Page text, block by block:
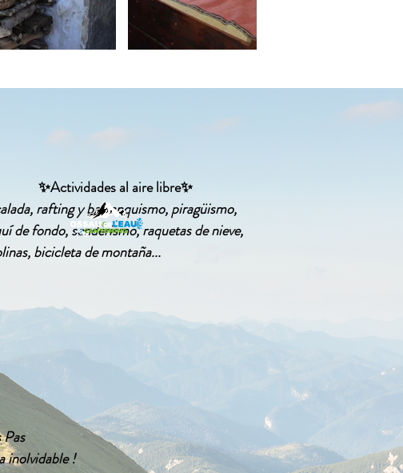
✨Actividades al aire libre✨
rafting y barranquismo, piragüismo,
de fondo, senderismo, raquetas de nieve,
bicicleta de montaña...
inolvidable !